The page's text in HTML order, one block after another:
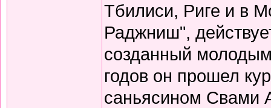
Тбилиси, Риге и в
Раджниш",
созданный
годов он прошел
саньясином